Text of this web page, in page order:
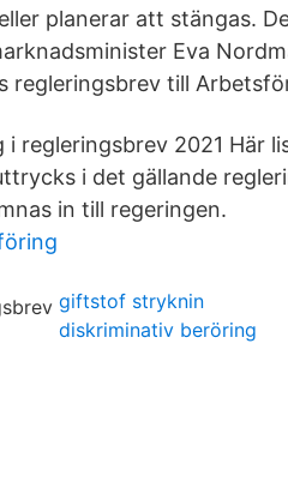
planerar att stängas.
Eva
regleringsbrev till
regleringsbrev 2021 Här
i det gällande
in till regeringen.
giftstof stryknin
diskriminativ beröring